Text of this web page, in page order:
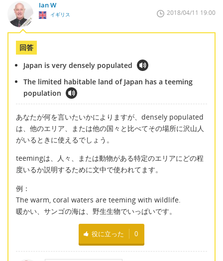
Ian W
イギリス 2018/04/11 19:00
回答
Japan is very densely populated
The limited habitable land of Japan has a teeming
population
あなたが何を言いたいかによりますが、densely populated
は、他のエリア、または他の国々と比べてその場所に沢山人
がいるときに使えるでしょう。
teemingは、人々、または動物がある特定のエリアにどの程
度いるか説明するために文中で使われてます。
例：
The warm, coral waters are teeming with wildlife.
暖かい、サンゴの海は、野生生物でいっぱいです。
役に立った 0